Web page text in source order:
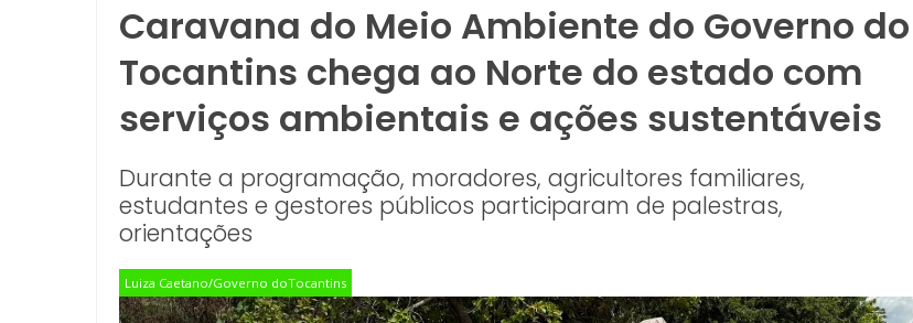
Caravana do Meio Ambiente do Governo do
Tocantins chega ao Norte do estado com
serviços ambientais e ações sustentáveis
Durante a programação, moradores, agricultores familiares,
estudantes e gestores públicos participaram de palestras,
orientações
Luiza Caetano/Governo doTocantins